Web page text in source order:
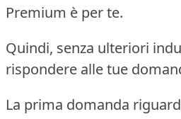
Premium è per te.
Quindi, senza ulteriori
rispondere alle tue
La prima domanda